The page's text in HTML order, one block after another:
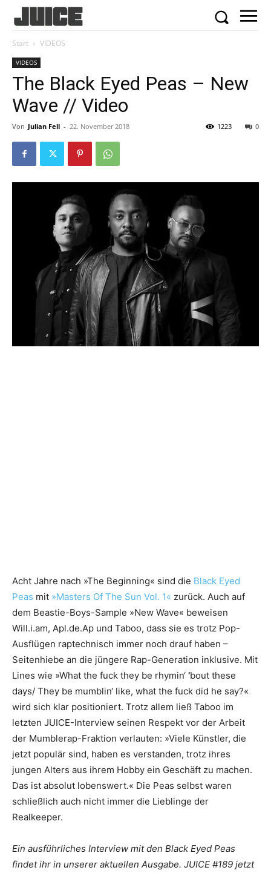
Start VIDEOS
VIDEOS
The Black Eyed Peas – New
Wave // Video
Von Julian Fell - 22. November 2018 0
1223
Acht Jahre nach »The Beginning« sind die Black Eyed
Peas mit »Masters Of The Sun Vol. 1« zurück. Auch auf
dem Beastie-Boys-Sample »New Wave« beweisen
Will.i.am, Apl.de.Ap und Taboo, dass sie es trotz Pop-
Ausflügen raptechnisch immer noch drauf haben –
Seitenhiebe an die jüngere Rap-Generation inklusive. Mit
Lines wie »What the fuck they be rhymin‘ ’bout these
days/ They be mumblin‘ like, what the fuck did he say?«
wird sich klar positioniert. Trotz allem ließ Taboo im
letzten JUICE-Interview seinen Respekt vor der Arbeit
der Mumblerap-Fraktion verlauten: »Viele Künstler, die
jetzt populär sind, haben es verstanden, trotz ihres
jungen Alters aus ihrem Hobby ein Geschäft zu machen.
Das ist absolut lobenswert.« Die Peas selbst waren
schließlich auch nicht immer die Lieblinge der
Realkeeper.
Ein ausführliches Interview mit den Black Eyed Peas
findet ihr in unserer aktuellen Ausgabe. JUICE #189 jetzt